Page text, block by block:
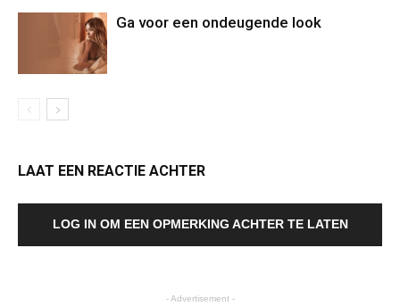
Ga voor een ondeugende look
LAAT EEN REACTIE ACHTER
LOG IN OM EEN OPMERKING ACHTER TE LATEN
- Advertisement -